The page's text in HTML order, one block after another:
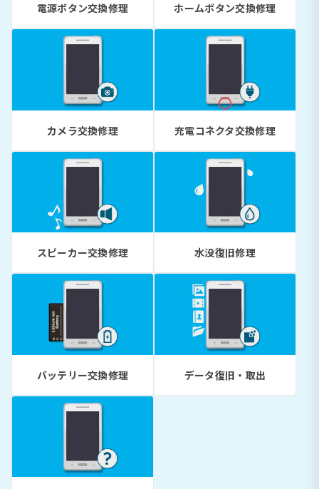
電源ボタン交換修理 ホームボタン交換修理
カメラ交換修理 充電コネクタ交換修理
スピーカー交換修理 水没復旧修理
バッテリー交換修理 データ復旧・取出